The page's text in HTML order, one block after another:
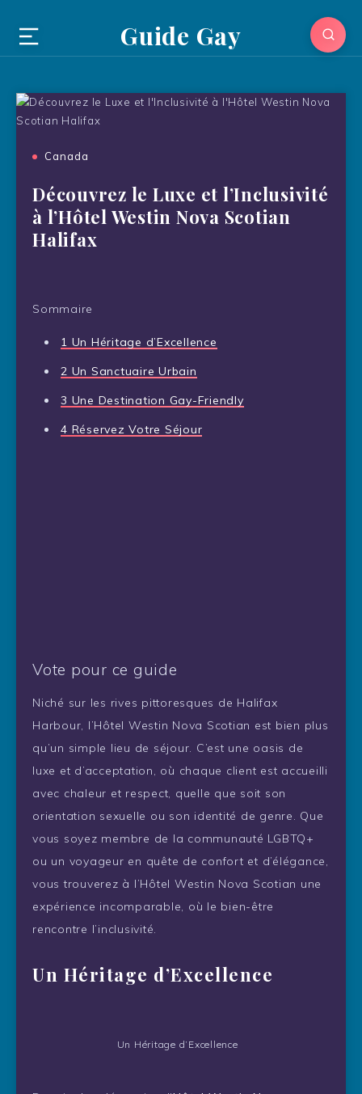
Guide Gay
Canada
Découvrez le Luxe et l’Inclusivité
à l’Hôtel Westin Nova Scotian
Halifax
Sommaire
1 Un Héritage d’Excellence
2 Un Sanctuaire Urbain
3 Une Destination Gay-Friendly
4 Réservez Votre Séjour
Vote pour ce guide
Niché sur les rives pittoresques de Halifax
Harbour, l’Hôtel Westin Nova Scotian est bien plus
qu’un simple lieu de séjour. C’est une oasis de
luxe et d’acceptation, où chaque client est accueilli
avec chaleur et respect, quelle que soit son
orientation sexuelle ou son identité de genre. Que
vous soyez membre de la communauté LGBTQ+
ou un voyageur en quête de confort et d’élégance,
vous trouverez à l’Hôtel Westin Nova Scotian une
expérience incomparable, où le bien-être
rencontre l’inclusivité.
Un Héritage d’Excellence
Un Héritage d’Excellence